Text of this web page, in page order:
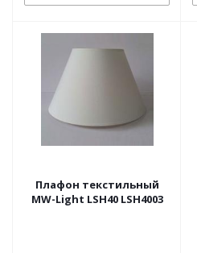
Плафон текстильный
MW-Light LSH40 LSH4003